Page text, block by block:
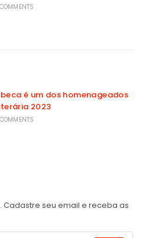
é um dos homenageados
2023
Cadastre seu email e receba as